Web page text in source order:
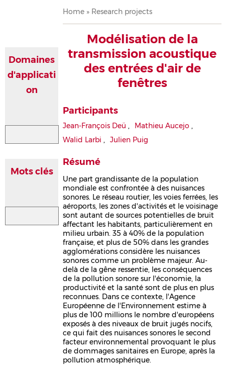
Breadcrumb
Home Research projects
Modélisation de la
transmission acoustique
des entrées d'air de
fenêtres
Participants
Jean-François Deü , Mathieu Aucejo ,
Walid Larbi , Julien Puig
Résumé
Une part grandissante de la population
mondiale est confrontée à des nuisances
sonores. Le réseau routier, les voies ferrées, les
aéroports, les zones d'activités et le voisinage
sont autant de sources potentielles de bruit
affectant les habitants, particulièrement en
milieu urbain. 35 à 40% de la population
française, et plus de 50% dans les grandes
agglomérations considère les nuisances
sonores comme un problème majeur. Au-
delà de la gêne ressentie, les conséquences
de la pollution sonore sur l'économie, la
productivité et la santé sont de plus en plus
reconnues. Dans ce contexte, l'Agence
Européenne de l'Environnement estime à
plus de 100 millions le nombre d'européens
exposés à des niveaux de bruit jugés nocifs,
ce qui fait des nuisances sonores le second
facteur environnemental provoquant le plus
de dommages sanitaires en Europe, après la
pollution atmosphérique.
Domaines
d'applicati
on
Mots clés